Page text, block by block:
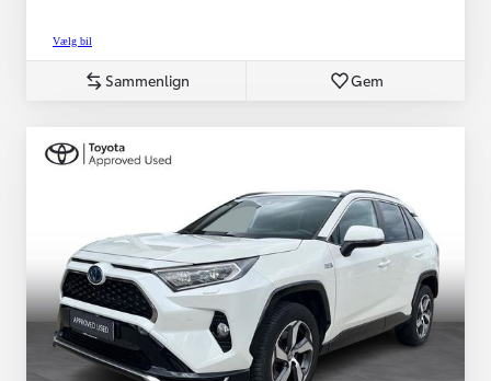
Vælg bil
Sammenlign Gem